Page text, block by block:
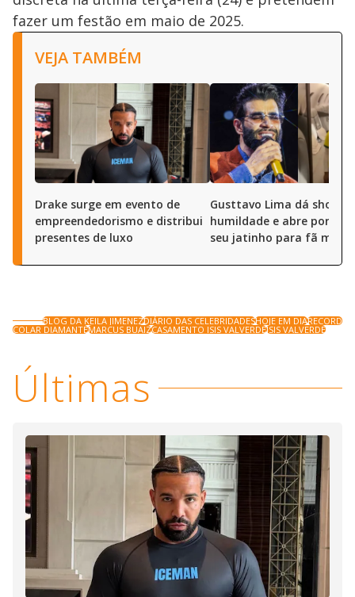
fazer um festão em maio de 2025.
VEJA TAMBÉM
Drake surge em evento de
empreendedorismo e distribui
presentes de luxo
Gusttavo Lima dá show
humildade e abre portas
seu jatinho para fã mirim
BLOG DA KEILA JIMENEZDIÁRIO DAS CELEBRIDADESHOJE EM DIARECORD
COLAR DIAMANTEMARCUS BUAIZCASAMENTO ISIS VALVERDEISIS VALVERDE
Últimas